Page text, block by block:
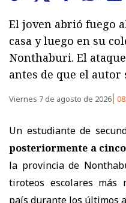
El joven abrió fuego
casa y luego en su
Nonthaburi. El
antes de que el autor
Viernes 7 de agosto de 2026
Un estudiante de
posteriormente a
la provincia de
tiroteos escolares más
país durante los últimos